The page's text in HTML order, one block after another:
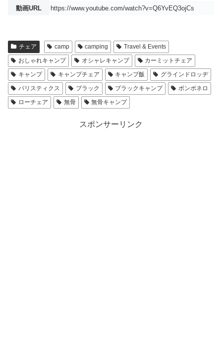
動画URL https://www.youtube.com/watch?v=Q6YvEQ3ojCs
チェア camp camping
Travel & Events
おしゃれキャンプ
オシャレキャンプ
カーミットチェア
キャンプ
キャンプチェア キャンプ飯
グラインドロッヂ
バリスティクス
ブラック ブラックキャンプ
ボンボネロ
ローチェア
無骨 無骨キャンプ
スポンサーリンク